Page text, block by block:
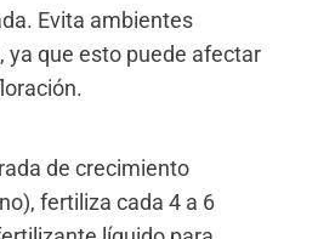
Evita ambientes
ya que esto puede afectar
de crecimiento
fertiliza cada 4 a 6